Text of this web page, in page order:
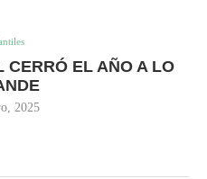
CERRÓ EL AÑO A LO
2025